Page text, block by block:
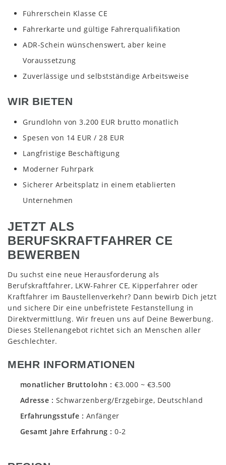
Führerschein Klasse CE
Fahrerkarte und gültige Fahrerqualifikation
ADR-Schein wünschenswert, aber keine
Voraussetzung
Zuverlässige und selbstständige Arbeitsweise
WIR BIETEN
Grundlohn von 3.200 EUR brutto monatlich
Spesen von 14 EUR / 28 EUR
Langfristige Beschäftigung
Moderner Fuhrpark
Sicherer Arbeitsplatz in einem etablierten
Unternehmen
JETZT ALS
BERUFSKRAFTFAHRER CE
BEWERBEN
Du suchst eine neue Herausforderung als
Berufskraftfahrer, LKW-Fahrer CE, Kipperfahrer oder
Kraftfahrer im Baustellenverkehr? Dann bewirb Dich jetzt
und sichere Dir eine unbefristete Festanstellung in
Direktvermittlung. Wir freuen uns auf Deine Bewerbung.
Dieses Stellenangebot richtet sich an Menschen aller
Geschlechter.
MEHR INFORMATIONEN
monatlicher Bruttolohn
€3.000 ~ €3.500
Adresse
Schwarzenberg/Erzgebirge, Deutschland
Erfahrungsstufe
Anfänger
Gesamt Jahre Erfahrung
0-2